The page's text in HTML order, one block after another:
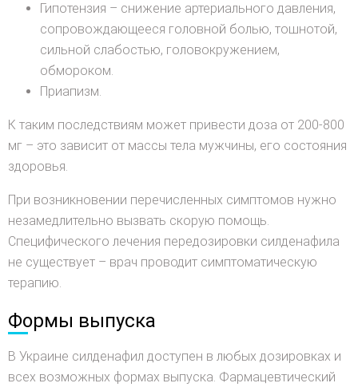
Гипотензия – снижение артериального давления,
сопровождающееся головной болью, тошнотой,
сильной слабостью, головокружением,
обмороком.
Приапизм.
К таким последствиям может привести доза от 200-800
мг – это зависит от массы тела мужчины, его состояния
здоровья.
При возникновении перечисленных симптомов нужно
незамедлительно вызвать скорую помощь.
Специфического лечения передозировки силденафила
не существует – врач проводит симптоматическую
терапию.
Формы выпуска
В Украине силденафил доступен в любых дозировках и
всех возможных формах выпуска. Фармацевтический